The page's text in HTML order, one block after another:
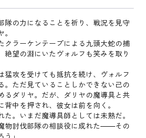
隊の力になることを祈り、戦況を見守
クラーケンテープによる九頭大蛇の捕
絶望の淵にいたヴォルフも笑みを取り
猛攻を受けても抵抗を続け、ヴォルフ
。ただ見ていることしかできない己の
るダリヤ。だが、ダリヤの魔導具と共
背中を押され、彼女は前を向く。
た。いまだ魔導具師としては未熟だ。
物討伐部隊の相談役に成れた――その
」